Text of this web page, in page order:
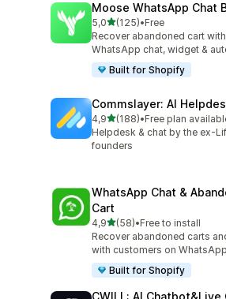
Moose WhatsApp Chat
5,0z 5 hvězd
(125)
Celkový počet recenzí: 125
•Free
Recover abandoned cart with
WhatsApp chat, widget &
Built for Shopify
Commslayer: AI
4,9z 5 hvězd
(188)
Celkový počet recenzí: 188
•Free plan
Helpdesk & chat by the ex-
founders
WhatsApp Chat &
Cart
4,9z 5 hvězd
(58)
Celkový počet recenzí: 58
•Free to install
Recover abandoned carts
with customers on
Built for Shopify
CWILL: AI Chatbot&Live